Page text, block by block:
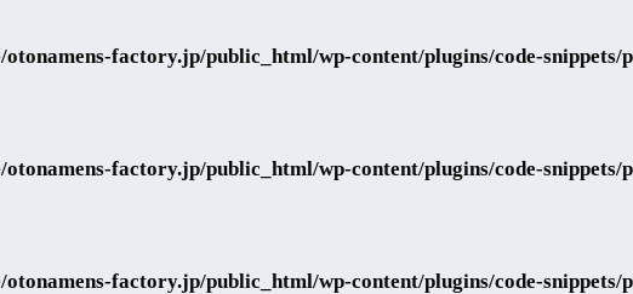
otonamens-factory.jp/public_html/wp-content/plugins/code-snippets/
otonamens-factory.jp/public_html/wp-content/plugins/code-snippets/
otonamens-factory.jp/public_html/wp-content/plugins/code-snippets/